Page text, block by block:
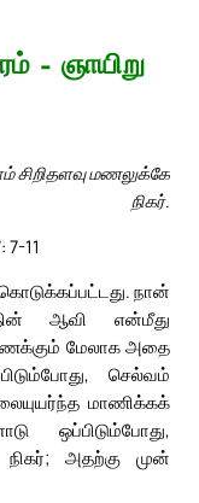
– ஞாயிறு
மணலுக்கே
நிகர்.
11
நான்
ஆவி என்மீது
மேலாக அதை
செல்வம்
மாணிக்கக்
ஒப்பிடும்போது,
அதற்கு முன்